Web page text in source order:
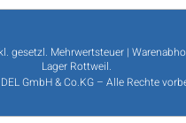
gesetzl. Mehrwertsteuer |
Lager Rottweil.
GmbH & Co.KG – Alle Rechte